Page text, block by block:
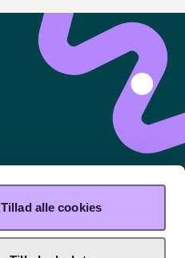
Tillad alle cookies